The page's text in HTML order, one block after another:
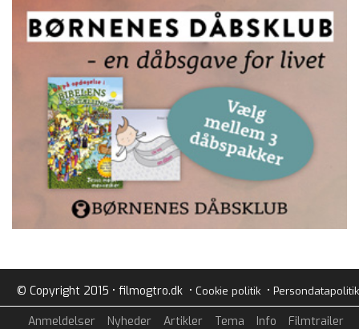
© Copyright 2015 • filmogtro.dk • Cookie politik• Persondatapolitik
Anmeldelser Nyheder Artikler Tema Info Filmtrailer